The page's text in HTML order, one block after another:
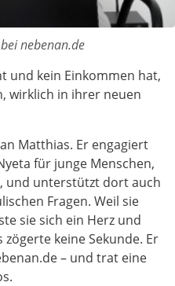
nebenan.de
und kein Einkommen hat,
wirklich in ihrer neuen
Matthias. Er engagiert
für junge Menschen,
und unterstützt dort auch
Fragen. Weil sie
sie sich ein Herz und
keine Sekunde. Er
– und trat eine